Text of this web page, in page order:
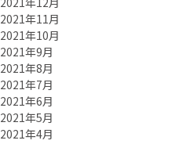
2021年11月
2021年10月
2021年9月
2021年8月
2021年7月
2021年6月
2021年5月
2021年4月